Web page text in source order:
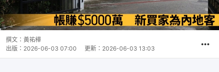
撰文： 黃祐樺
出版： 2026-06-03 07:00 更新： 2026-06-03 13:03